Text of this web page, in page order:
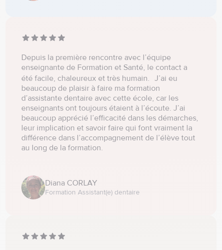
Depuis la première rencontre avec l’équipe
enseignante de Formation et Santé, le contact a
été facile, chaleureux et très humain. J’ai eu
beaucoup de plaisir à faire ma formation
d’assistante dentaire avec cette école, car les
enseignants ont toujours étaient à l’écoute. J’ai
beaucoup apprécié l’efficacité dans les démarches,
leur implication et savoir faire qui font vraiment la
différence dans l’accompagnement de l’élève tout
au long de la formation.
Diana CORLAY
Formation Assistant(e) dentaire